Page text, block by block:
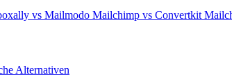
vs Mailmodo Mailchimp vs Convertkit
Alternativen